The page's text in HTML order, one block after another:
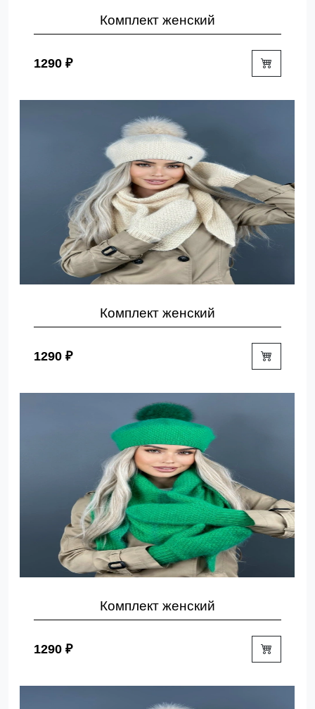
Комплект женский
1290 ₽
Комплект женский
1290 ₽
Комплект женский
1290 ₽